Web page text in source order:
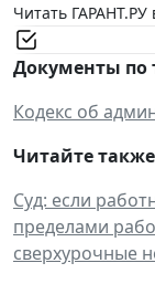
Читать ГАРАНТ.РУ
Документы по
Кодекс об
Читайте
Суд: если
пределами
сверхурочные